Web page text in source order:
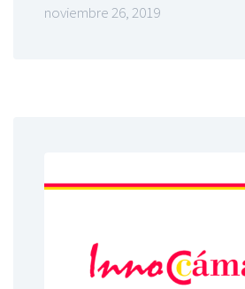
noviembre 26, 2019